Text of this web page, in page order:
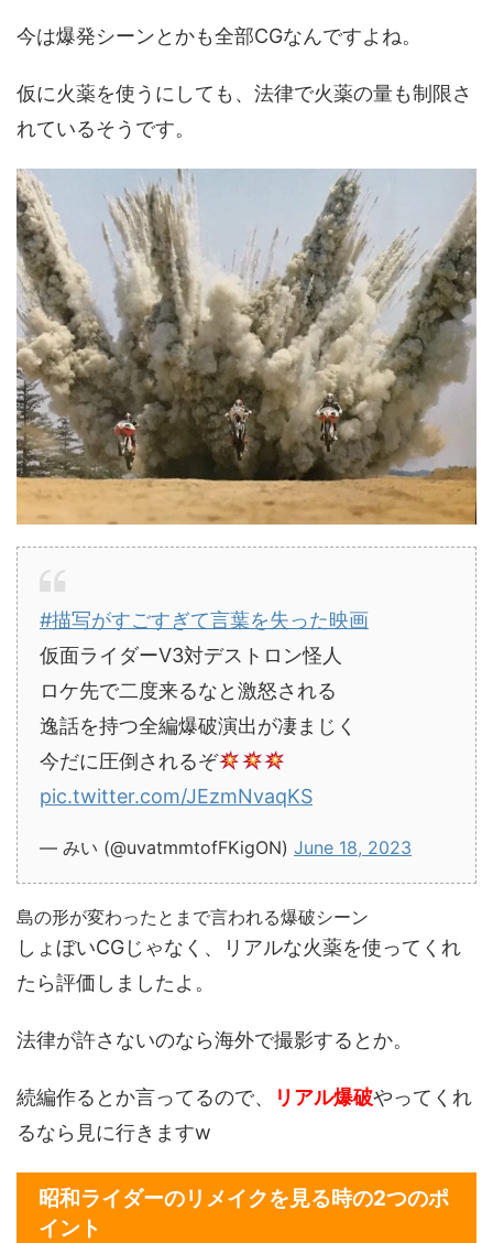
今は爆発シーンとかも全部CGなんですよね。
仮に火薬を使うにしても、法律で火薬の量も制限さ
れているそうです。
#描写がすごすぎて言葉を失った映画
仮面ライダーV3対デストロン怪人
ロケ先で二度来るなと激怒される
逸話を持つ全編爆破演出が凄まじく
今だに圧倒されるぞ
pic.twitter.com/JEzmNvaqKS
— みい (@uvatmmtofFKigON) June 18, 2023
島の形が変わったとまで言われる爆破シーン
しょぼいCGじゃなく、リアルな火薬を使ってくれ
たら評価しましたよ。
法律が許さないのなら海外で撮影するとか。
続編作るとか言ってるので、 リアル爆破やってくれ
るなら見に行きますw
昭和ライダーのリメイクを見る時の2つのポ
イント